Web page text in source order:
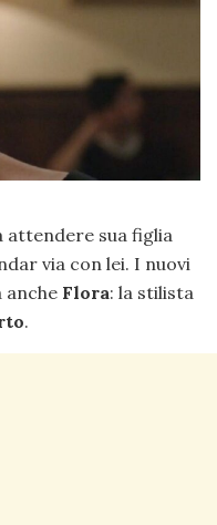
attendere sua figlia
via con lei. I nuovi
Flora: la stilista
.